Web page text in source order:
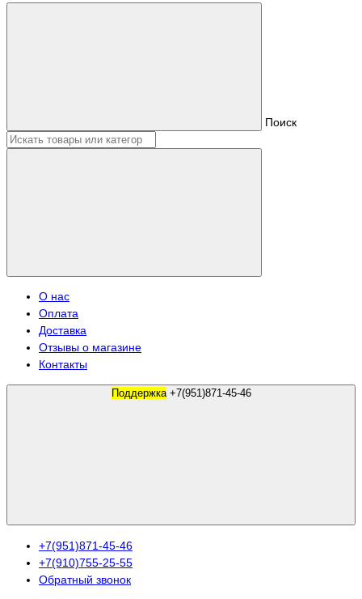
Поиск
О нас
Оплата
Доставка
Отзывы о магазине
Контакты
Поддержка +7(951)871-45-46
+7(951)871-45-46
+7(910)755-25-55
Обратный звонок